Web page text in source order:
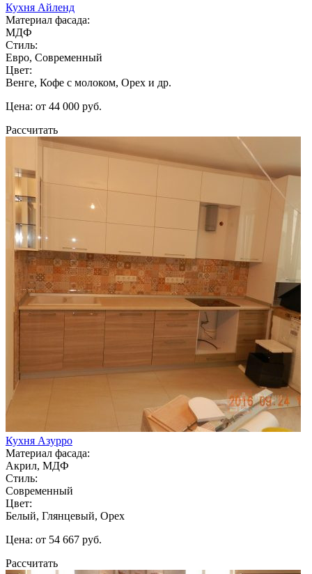
Кухня Айленд
Материал фасада:
МДФ
Стиль:
Евро, Современный
Цвет:
Венге, Кофе с молоком, Орех и др.
Цена: от 44 000 руб.
Рассчитать
Кухня Азурро
Материал фасада:
Акрил, МДФ
Стиль:
Современный
Цвет:
Белый, Глянцевый, Орех
Цена: от 54 667 руб.
Рассчитать